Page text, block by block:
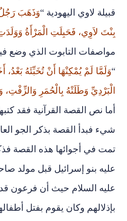
قبيلة لاوي اليهودية “وَذَهَبَ
بِنْتَ لاَوِي، فَحَبِلَتِ الْمَرْأَةُ وَوَلَدَتِ
مواصفات التابوت الذي وضع
“وَلَمَّا لَمْ يُمْكِنْهَا أَنْ تُخَبِّئَهُ
الْبَرْدِيِّ وَطَلَتْهُ بِالْحُمَرِ
أما نص القصة القرآنية فقد
شيء فبدأ القصة بذكر الجو
تمت في أجوائها هذه القصة
عليه بنو إسرائيل قبل مولد
عليه السلام حيث أن فرعون
بإذلالهم وكان يقوم بفتل